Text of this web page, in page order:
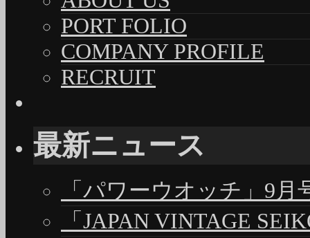
PORT FOLIO
COMPANY PROFILE
RECRUIT
最新ニュース
「パワーウオッチ」9月
「JAPAN VINTAGE